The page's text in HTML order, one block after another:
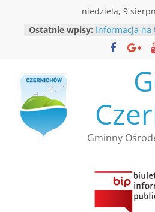
niedziela, 9
Ostatnie wpisy: Informacja na
Rekrutacja
Ośrodka
Czernichów
Nabór
resortowego
Rodziny,
”Opieka
Bezpłatna
bezdomnych
Gminny